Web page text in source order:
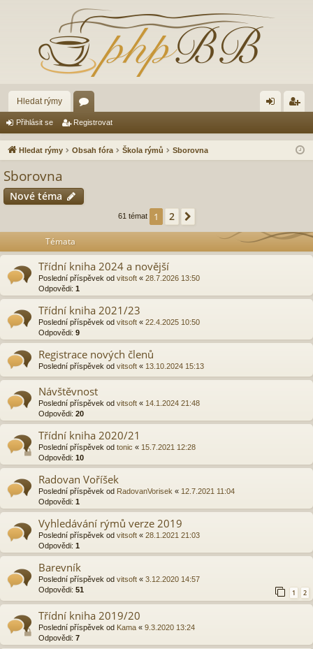
Hledat rýmy
ór
a lá ist
Přihlásit se Registrovat
Hledat rýmy Obsah fóra Škola rýmů Sborovna
Sborovna
Nové téma
61 témat 1 2
Témata
Třídní kniha 2024 a novější
Poslední příspěvek od vitsoft « 28.7.2026 13:50
Odpovědi: 1
Třídní kniha 2021/23
Poslední příspěvek od vitsoft « 22.4.2025 10:50
Odpovědi: 9
Registrace nových členů
Poslední příspěvek od vitsoft « 13.10.2024 15:13
Návštěvnost
Poslední příspěvek od vitsoft « 14.1.2024 21:48
Odpovědi: 20
Třídní kniha 2020/21
Poslední příspěvek od tonic « 15.7.2021 12:28
Odpovědi: 10
Radovan Voříšek
Poslední příspěvek od RadovanVorisek « 12.7.2021 11:04
Odpovědi: 1
Vyhledávání rýmů verze 2019
Poslední příspěvek od vitsoft « 28.1.2021 21:03
Odpovědi: 1
Barevník
Poslední příspěvek od vitsoft « 3.12.2020 14:57
Odpovědi: 51 1 2
Třídní kniha 2019/20
Poslední příspěvek od Kama « 9.3.2020 13:24
Odpovědi: 7